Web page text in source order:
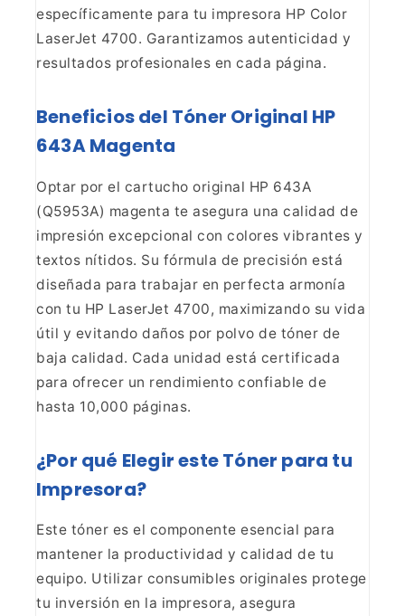
específicamente para tu impresora HP Color
LaserJet 4700. Garantizamos autenticidad y
resultados profesionales en cada página.
Beneficiosdel Tóner Original HP
643A Magenta
Optar por el cartucho original HP 643A
(Q5953A) magenta te asegura una calidad de
impresión excepcional con colores vibrantes y
textos nítidos. Su fórmula de precisión está
diseñada para trabajar en perfecta armonía
con tu HP LaserJet 4700, maximizando su vida
útil y evitando daños por polvo de tóner de
baja calidad. Cada unidad está certificada
para ofrecer un rendimiento confiable de
hasta 10,000 páginas.
¿Por qué Elegir este Tóner para tu
Impresora?
Este tóner es el componente esencial para
mantener la productividad y calidad de tu
equipo. Utilizar consumibles originales protege
tu inversión en la impresora, asegura